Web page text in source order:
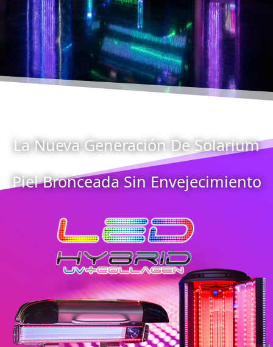
La Nueva Generación De Solarium
Piel Bronceada Sin Envejecimiento